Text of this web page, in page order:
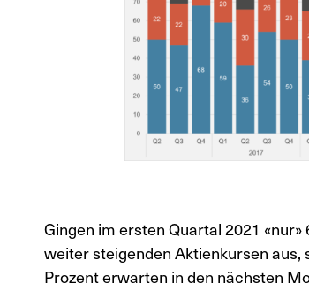
Gingen im ersten Quartal 2021
weiter steigenden Aktienkursen
Prozent erwarten in den nächsten